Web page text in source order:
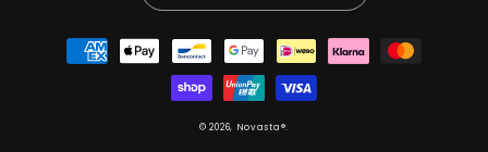
Zahlungsmethoden
© 2026, Novasta®.